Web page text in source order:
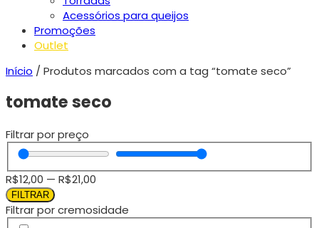
Acessórios para queijos
Promoções
Outlet
Início / Produtos marcados com a tag “tomate seco”
tomate seco
Filtrar por preço
R$12,00 — R$21,00
FILTRAR
Filtrar por cremosidade